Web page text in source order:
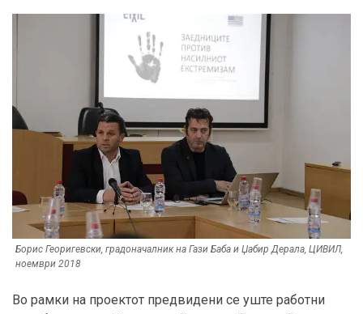
Борис Георигевски, градоначалник на Гази Баба и Џабир Дерала, ЦИВИЛ,
ноември 2018
Во рамки на проектот предвидени се уште работни